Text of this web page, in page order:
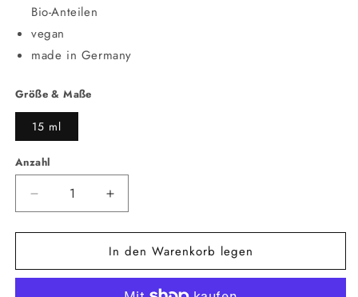
Bio-Anteilen
vegan
made in Germany
Größe & Maße
15 ml
Anzahl
Anzahl
Verringere
die
Menge
Augencreme
Erhöhe
die
Menge
für
Augencreme
In den Warenkorb legen